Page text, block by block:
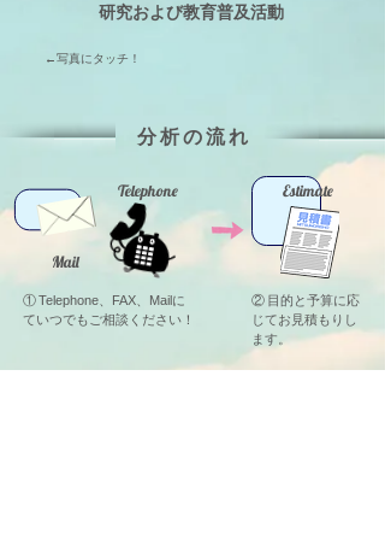
研究および教育普及活動
←写真にタッチ！
分 析 の 流 れ
Telephone
Mail
Estimate
①Telephone、FAX、Mailに
ていつでもご相談ください！
② 目的と予算に応
じてお見積もりし
ます。